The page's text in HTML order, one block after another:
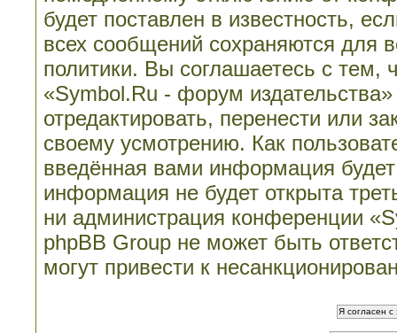
будет поставлен в известность,
всех сообщений сохраняются для
политики. Вы соглашаетесь с
«Symbol.Ru - форум
отредактировать, перенести или
своему усмотрению. Как
введённая вами информация
информация не будет открыта
ни администрация конференции
phpBB Group не может быть
могут привести к